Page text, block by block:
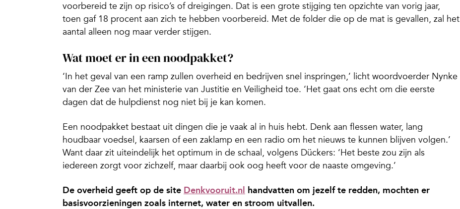
voorbereid te zijn op risico’s of dreigingen. Dat is een grote stijging ten opzichte van vorig jaar,
toen gaf 18 procent aan zich te hebben voorbereid. Met de folder die op de mat is gevallen, zal het
aantal alleen nog maar verder stijgen.
Wat moet er in een noodpakket?
‘In het geval van een ramp zullen overheid en bedrijven snel inspringen,’ licht woordvoerder Nynke
van der Zee van het ministerie van Justitie en Veiligheid toe. ‘Het gaat ons echt om die eerste
dagen dat de hulpdienst nog niet bij je kan komen.
Een noodpakket bestaat uit dingen die je vaak al in huis hebt. Denk aan flessen water, lang
houdbaar voedsel, kaarsen of een zaklamp en een radio om het nieuws te kunnen blijven volgen.’
Want daar zit uiteindelijk het optimum in de schaal, volgens Dückers: ‘Het beste zou zijn als
iedereen zorgt voor zichzelf, maar daarbij ook oog heeft voor de naaste omgeving.’
De overheid geeft op de site Denkvooruit.nl
handvatten om jezelf te redden, mochten er
basisvoorzieningen zoals internet, water en stroom uitvallen.